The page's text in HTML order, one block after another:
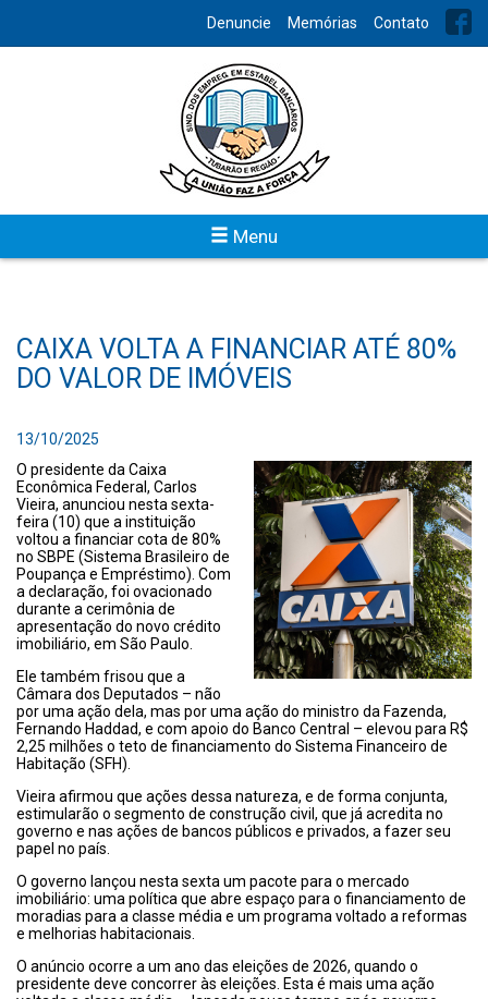
Denuncie Memórias Contato
Menu
CAIXA VOLTA A FINANCIAR ATÉ 80%
DO VALOR DE IMÓVEIS
13/10/2025
O presidente da Caixa
Econômica Federal, Carlos
Vieira, anunciou nesta sexta-
feira (10) que a instituição
voltou a financiar cota de 80%
no SBPE (Sistema Brasileiro de
Poupança e Empréstimo). Com
a declaração, foi ovacionado
durante a cerimônia de
apresentação do novo crédito
imobiliário, em São Paulo.
Ele também frisou que a
Câmara dos Deputados – não
por uma ação dela, mas por uma ação do ministro da Fazenda,
Fernando Haddad, e com apoio do Banco Central – elevou para R$
2,25 milhões o teto de financiamento do Sistema Financeiro de
Habitação (SFH).
Vieira afirmou que ações dessa natureza, e de forma conjunta,
estimularão o segmento de construção civil, que já acredita no
governo e nas ações de bancos públicos e privados, a fazer seu
papel no país.
O governo lançou nesta sexta um pacote para o mercado
imobiliário: uma política que abre espaço para o financiamento de
moradias para a classe média e um programa voltado a reformas
e melhorias habitacionais.
O anúncio ocorre a um ano das eleições de 2026, quando o
presidente deve concorrer às eleições. Esta é mais uma ação